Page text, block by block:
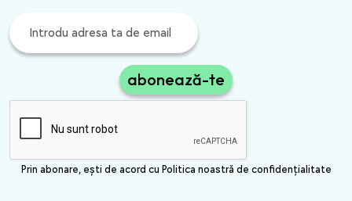
abonează-te
Prin abonare, ești de acord cu Politica noastră de confidențialitate